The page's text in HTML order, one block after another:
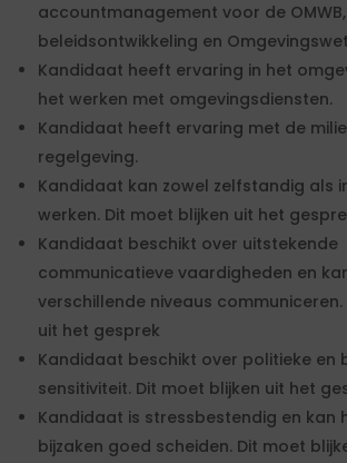
accountmanagement voor de OMWB,
beleidsontwikkeling en Omgevingswet
Kandidaat heeft ervaring in het
het werken met omgevingsdiensten.
Kandidaat heeft ervaring met de
regelgeving.
Kandidaat kan zowel zelfstandig als
werken. Dit moet blijken uit het
Kandidaat beschikt over uitstekende
communicatieve vaardigheden en
verschillende niveaus
uit het gesprek
Kandidaat beschikt over politieke en
sensitiviteit. Dit moet blijken uit het
Kandidaat is stressbestendig en kan
bijzaken goed scheiden. Dit moet